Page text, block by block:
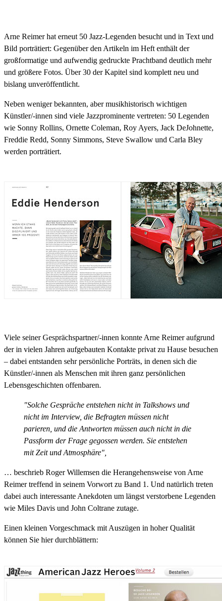
Arne Reimer hat erneut 50 Jazz-Legenden besucht und in Text und
Bild porträtiert: Gegenüber den Artikeln im Heft enthält der
großformatige und aufwendig gedruckte Prachtband deutlich mehr
und größere Fotos. Über 30 der Kapitel sind komplett neu und
bislang unveröffentlicht.
Neben weniger bekannten, aber musikhistorisch wichtigen
Künstler/-innen sind viele Jazzprominente vertreten: 50 Legenden
wie Sonny Rollins, Ornette Coleman, Roy Ayers, Jack DeJohnette,
Freddie Redd, Sonny Simmons, Steve Swallow und Carla Bley
werden porträtiert.
Viele seiner Gesprächspartner/-innen konnte Arne Reimer aufgrund
der in vielen Jahren aufgebauten Kontakte privat zu Hause besuchen
– dabei entstanden sehr persönliche Porträts, in denen sich die
Künstler/-innen als Menschen mit ihren ganz persönlichen
Lebensgeschichten offenbaren.
"Solche Gespräche entstehen nicht in Talkshows und
nicht im Interview, die Befragten müssen nicht
parieren, und die Antworten müssen auch nicht in die
Passform der Frage gegossen werden. Sie entstehen
mit Zeit und Atmosphäre",
… beschrieb Roger Willemsen die Herangehensweise von Arne
Reimer treffend in seinem Vorwort zu Band 1. Und natürlich treten
dabei auch interessante Anekdoten um längst verstorbene Legenden
wie Miles Davis und John Coltrane zutage.
Einen kleinen Vorgeschmack mit Auszügen in hoher Qualität
können Sie hier durchblättern: